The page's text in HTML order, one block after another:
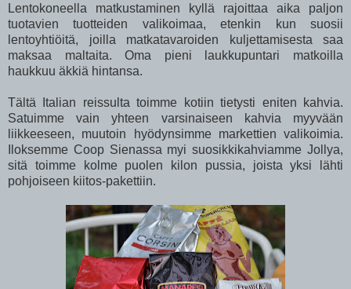
Lentokoneella matkustaminen kyllä rajoittaa aika paljon
tuotavien tuotteiden valikoimaa, etenkin kun suosii
lentoyhtiöitä, joilla matkatavaroiden kuljettamisesta saa
maksaa maltaita. Oma pieni laukkupuntari matkoilla
haukkuu äkkiä hintansa.
Tältä Italian reissulta toimme kotiin tietysti eniten kahvia.
Satuimme vain yhteen varsinaiseen kahvia myyvään
liikkeeseen, muutoin hyödynsimme markettien valikoimia.
Iloksemme Coop Sienassa myi suosikkikahviamme Jollya,
sitä toimme kolme puolen kilon pussia, joista yksi lähti
pohjoiseen kiitos-pakettiin.